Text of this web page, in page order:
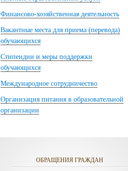
Финансово-хозяйственная деятельность
Вакантные места для приема (перевода)
обучающихся
Стипендии и меры поддержки
обучающихся
Международное сотрудничество
Организация питания в образовательной
организации
ОБРАЩЕНИЯ ГРАЖДАН